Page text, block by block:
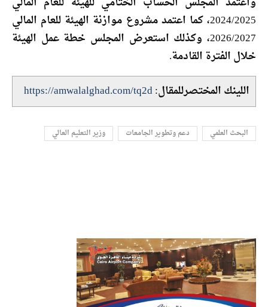
2024/2025، كما اعتمد مشروع موازنة الهيئة للعام المالي
2026/2027، وكذلك استعرض المجلس خطة عمل الهيئة
خلال الفترة القادمة.
اللينك المختصرللمقال:https://amwalalghad.com/tq2d
البحث العلمي دعم وتطوير الجامعات وزير التعليم العالي